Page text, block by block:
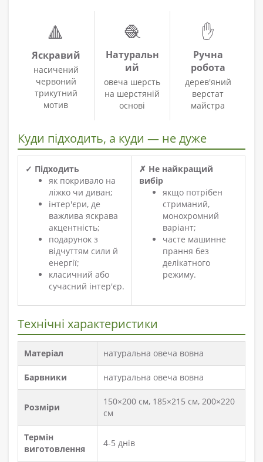
🔺
Яскравий
насичений
червоний
трикутний
мотив
🧶
Натуральн
ий
овеча шерсть
на шерстяній
основі
✋
Ручна
робота
дерев'яний
верстат
майстра
Куди підходить, а куди — не дуже
✓ Підходить
як покривало на
ліжко чи диван;
інтер'єри, де
важлива яскрава
акцентність;
подарунок з
відчуттям сили й
енергії;
класичний або
сучасний інтер'єр.
✗ Не найкращий
вибір
якщо потрібен
стриманий,
монохромний
варіант;
часте машинне
прання без
делікатного
режиму.
Технічні характеристики
Матеріал натуральна овеча вовна
Барвники натуральна овеча вовна
Розміри
150×200 см, 185×215 см, 200×220
см
Термін
виготовлення
4-5 днів